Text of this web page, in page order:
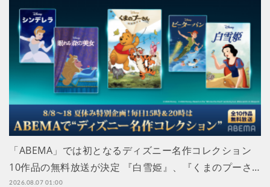
「ABEMA」では初となるディズニー名作コレクション
10作品の無料放送が決定 『白雪姫』、『くまのプーさ…
2026.08.07 01:00